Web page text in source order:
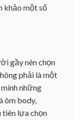
khảo một số
gầy nên chọn
phải là một
những
ôm body,
tiên lựa chọn